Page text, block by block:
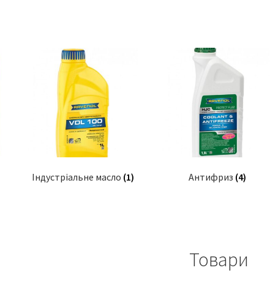
Індустріальне масло (1) Антифриз (4)
Товари